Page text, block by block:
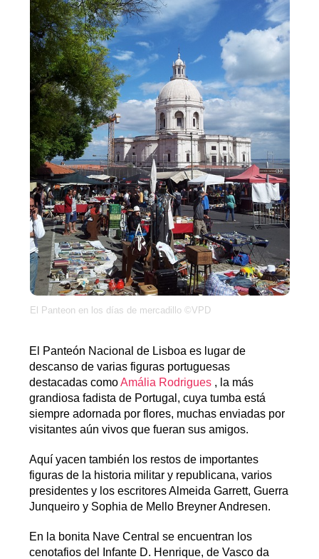
El Panteon en los días de mercadillo ©VPD
El Panteón Nacional de Lisboa es lugar de
descanso de varias figuras portuguesas
destacadas comoAmália Rodrigues , la más
grandiosa fadista de Portugal, cuya tumba está
siempre adornada por flores, muchas enviadas por
visitantes aún vivos que fueran sus amigos.
Aquí yacen también los restos de importantes
figuras de la historia militar y republicana, varios
presidentes y los escritores Almeida Garrett, Guerra
Junqueiro y Sophia de Mello Breyner Andresen.
En la bonita Nave Central se encuentran los
cenotafios del Infante D. Henrique, de Vasco da